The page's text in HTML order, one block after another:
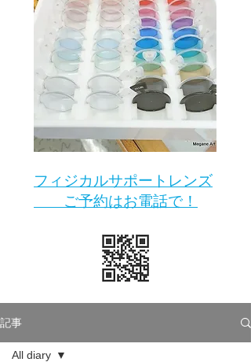
​フィジカルサポートレンズ
ご予約はお電話で！
記事
All diary